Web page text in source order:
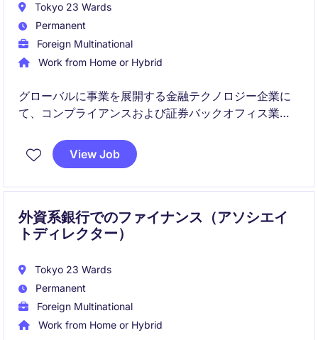
Tokyo 23 Wards
Permanent
Foreign Multinational
Work from Home or Hybrid
グローバルに事業を展開する金融テクノロジー企業に
て、コンプライアンスおよび証券バックオフィス業務
え、海外チームとの連携や業務改善プロジェクトにも
携わることができるポジションです。
View Job
外資系銀行でのファイナンス（アソシエイ
トディレクター）
Tokyo 23 Wards
Permanent
Foreign Multinational
Work from Home or Hybrid